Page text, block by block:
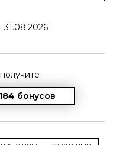
31.08.2026
184 бонусов